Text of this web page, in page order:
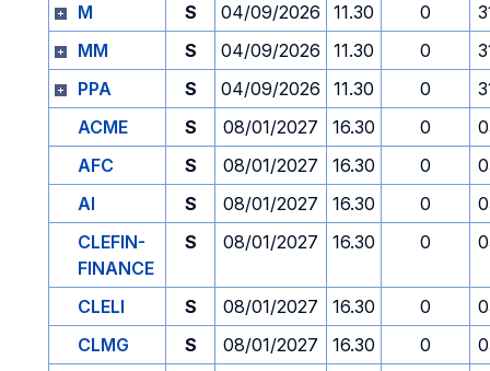
M
S 04/09/2026 11.30 0
MM
S 04/09/2026 11.30 0
PPA
S 04/09/2026 11.30 0
ACME
S 08/01/2027 16.30 0
AFC
S 08/01/2027 16.30 0
AI
S 08/01/2027 16.30 0
CLEFIN-
FINANCE
S 08/01/2027 16.30 0
CLELI S 08/01/2027 16.30 0
CLMG
S 08/01/2027 16.30 0